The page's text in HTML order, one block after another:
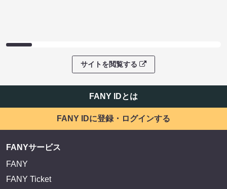
サイトを閲覧する
FANY IDとは
FANY IDに登録・ログインする
FANYサービス
FANY
FANY Ticket